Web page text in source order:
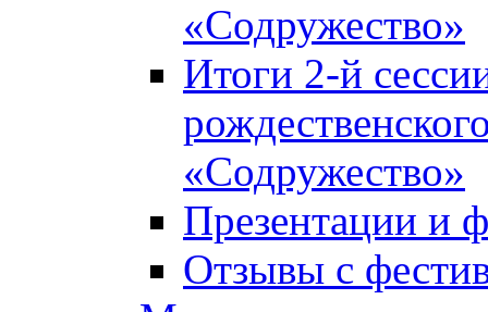
«Содружество»
Итоги 2-й
«Содружество»
Презентации и
Отзывы с